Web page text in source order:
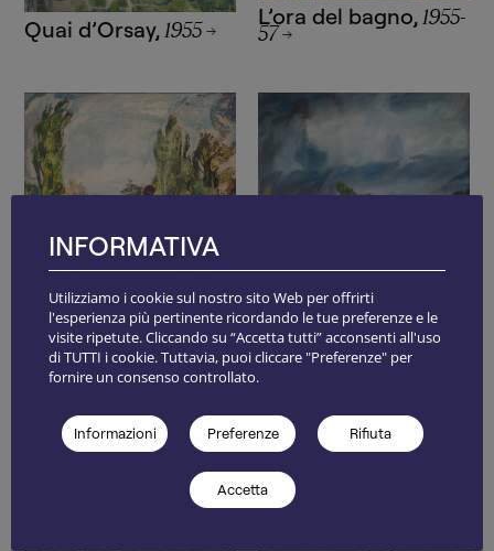
Quai d’Orsay,1955
L’ora del bagno, 1955-
57
Arco della pace,1957 Temporale sul greto
1960
INFORMATIVA
Utilizziamo i cookie sul nostro sito Web per offrirti
l'esperienza più pertinente ricordando le tue preferenze e le
visite ripetute. Cliccando su “Accetta tutti” acconsenti all'uso
di TUTTI i cookie. Tuttavia, puoi cliccare "Preferenze" per
fornire un consenso controllato.
Informazioni Preferenze Rifiuta
Accetta